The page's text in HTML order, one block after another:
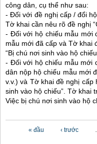
công dân, cụ thể như sau:
- Đối với đề nghị cấp / đổi
Tờ khai cần nêu rõ đề nghị
- Đối với hộ chiếu mẫu mới
mẫu mới đã cấp và Tờ khai
“Bị chú nơi sinh vào hộ
- Đối với hộ chiếu mẫu mới
dân nộp hộ chiếu mẫu mới
v.v.) và Tờ khai đề nghị cấp
sinh vào hộ chiếu”. Tờ khai
Việc bị chú nơi sinh vào hộ
« đầu ‹ trước